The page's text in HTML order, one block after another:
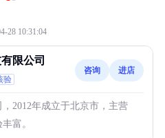
28 10:31:04
限公司
验
咨询 进店
2012年成立于北京市，主营
富。